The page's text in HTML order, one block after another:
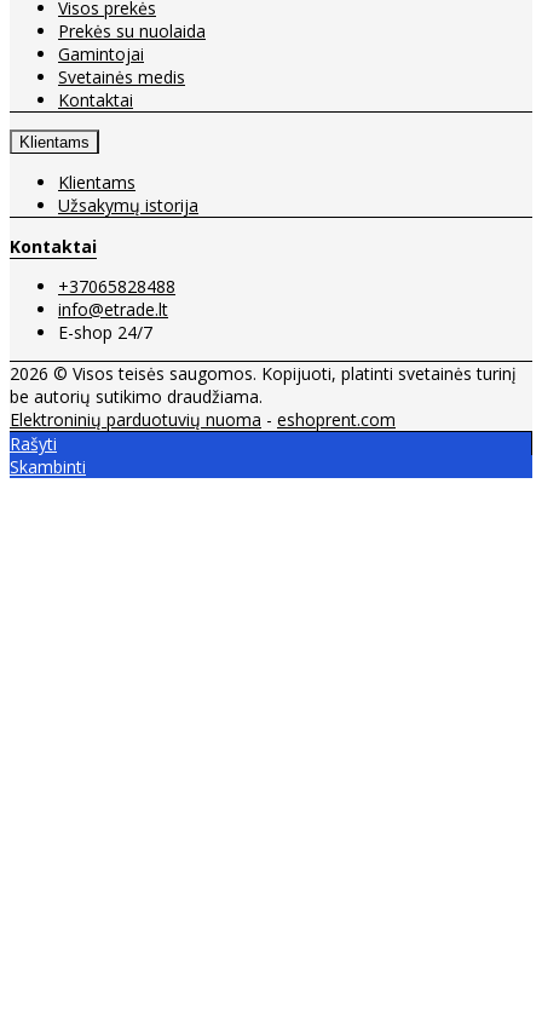
Visos prekės
Prekės su nuolaida
Gamintojai
Svetainės medis
Kontaktai
Klientams
Klientams
Užsakymų istorija
Kontaktai
+37065828488
info@etrade.lt
E-shop 24/7
2026 © Visos teisės saugomos. Kopijuoti, platinti svetainės turinį
be autorių sutikimo draudžiama.
Elektroninių parduotuvių nuoma - eshoprent.com
Rašyti
Skambinti